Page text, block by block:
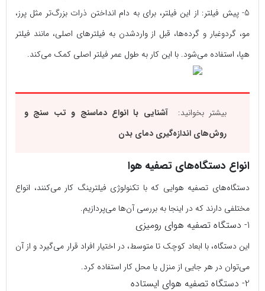
5- پیش فیلتر:
از این فیلتر، برای به دام انداختن ذرات بزرگ‌تر مثل پرز،
مو، گردوغبار و گرده‌ها، قبل از وارد‌شدن به فیلترهای اصلی، مانند فیلتر
هپا، استفاده می‌شود. با این کار به طول عمر فیلتر اصلی کمک می‌کند.
بیشتر بخوانید:
آشنایی با انواع دماسنج و تب‌ سنج و
روش‌های اندازه‌گیری دمای بدن
انواع دستگاه‌های تصفیه هوا
دستگاه‌های تصفیه هوایی که با تکنولوژی فیلترینگ کار می‌کنند، انواع
مختلفی دارند که در اینجا به بررسی آن‌ها می‌پردازیم.
1- دستگاه تصفیه هوای رومیزی
این دستگاه، با ابعاد کوچک تا متوسط، در اختیار افراد قرار می‌گیرد و از آن
می‌توان در هر جایی از منزل یا محل کار استفاده کرد.
2- دستگاه تصفیه هوای ایستاده